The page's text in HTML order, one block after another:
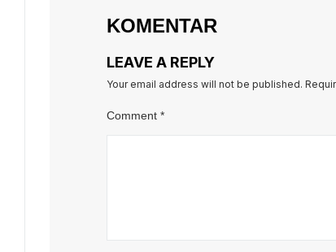
KOMENTAR
LEAVE A REPLY
Your email address will not be published.
Comment *